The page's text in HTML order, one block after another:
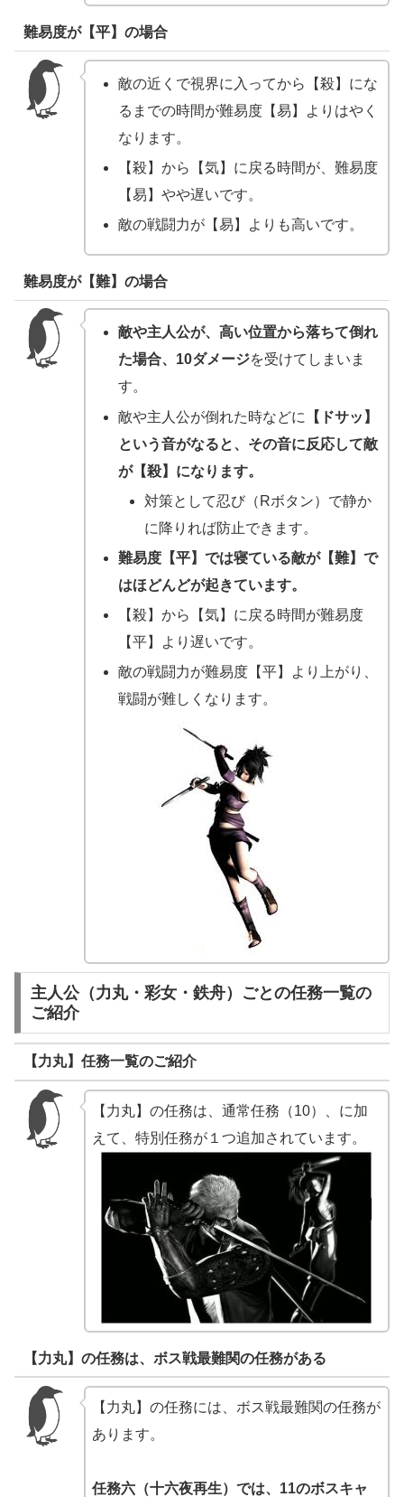
難易度が【平】の場合
敵の近くで視界に入ってから【殺】にな
るまでの時間が難易度【易】よりはやく
なります。
【殺】から【気】に戻る時間が、難易度
【易】やや遅いです。
敵の戦闘力が【易】よりも高いです。
難易度が【難】の場合
敵や主人公が、高い位置から落ちて倒れ
た場合、10ダメージを受けてしまいま
す。
敵や主人公が倒れた時などに
【ドサッ】
という音がなると、その音に反応して敵
が【殺】になります。
対策として忍び（Rボタン）で静か
に降りれば防止できます。
難易度【平】では寝ている敵が【難】で
はほどんどが起きています。
【殺】から【気】に戻る時間が難易度
【平】より遅いです。
敵の戦闘力が難易度【平】より上がり、
戦闘が難しくなります。
主人公（力丸・彩女・鉄舟）ごとの任務一覧の
ご紹介
【力丸】任務一覧のご紹介
【力丸】の任務は、通常任務（10）、に加
えて、特別任務が１つ追加されています。
【力丸】の任務は、ボス戦最難関の任務がある
【力丸】の任務には、ボス戦最難関の任務が
あります。
任務六（十六夜再生）では、11のボスキャ